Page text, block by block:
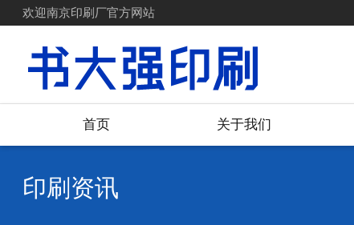
欢迎南京印刷厂官方网站
首页 关于我们
印刷资讯